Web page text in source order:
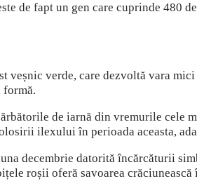
de fapt un gen care cuprinde 480
veșnic verde, care dezvoltă vara
formă.
de iarnă din vremurile cele
ilexului în perioada aceasta,
decembrie datorită încărcăturii
roșii oferă savoarea